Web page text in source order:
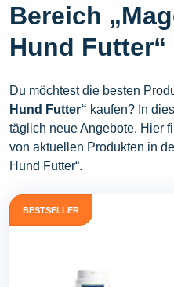
Bereich
Hund Futter“
Du möchtest die besten
Hund Futter“ kaufen? In
täglich neue Angebote. Hier
von aktuellen Produkten in
Hund Futter“.
BESTSELLER